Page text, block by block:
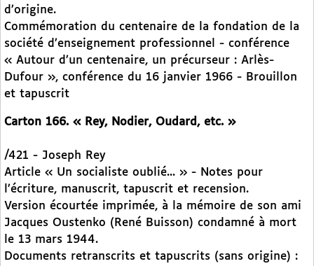
d’origine.
Commémoration du centenaire de la fondation de la
société d’enseignement professionnel - conférence
« Autour d’un centenaire, un précurseur : Arlès-
Dufour », conférence du 16 janvier 1966 - Brouillon
et tapuscrit
Carton 166. « Rey, Nodier, Oudard, etc. »
/421 - Joseph Rey
Article « Un socialiste oublié... » - Notes pour
l’écriture, manuscrit, tapuscrit et recension.
Version écourtée imprimée, à la mémoire de son ami
Jacques Oustenko (René Buisson) condamné à mort
le 13 mars 1944.
Documents retranscrits et tapuscrits (sans origine) :